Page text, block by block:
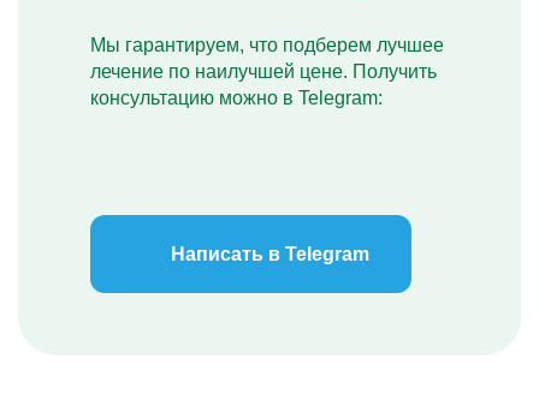
Мы гарантируем, что подберем лучшее
лечение по наилучшей цене. Получить
консультацию можно в Telegram:
Написать в Telegram